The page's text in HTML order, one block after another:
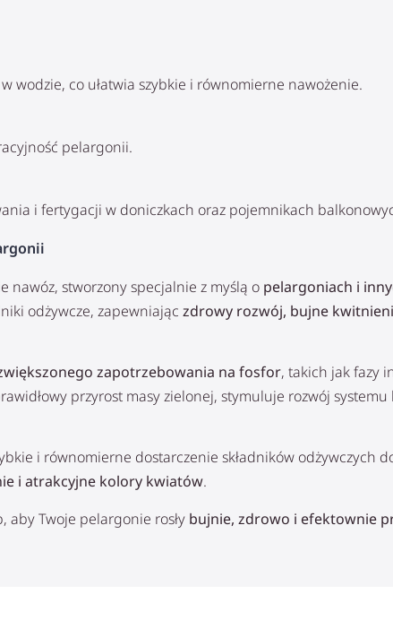
wodzie, co ułatwia szybkie i równomierne nawożenie.
pelargonii.
i fertygacji w doniczkach oraz pojemnikach
nawóz, stworzony specjalnie z myślą o pelargoniach i
odżywcze, zapewniając zdrowy rozwój, bujne
zapotrzebowania na fosfor, takich jak fazy
przyrost masy zielonej, stymuluje rozwój
i równomierne dostarczenie składników odżywczych
i atrakcyjne kolory kwiatów.
aby Twoje pelargonie rosły bujnie, zdrowo i efektownie